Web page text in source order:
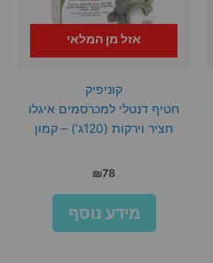
אזל מן המלאי
קוניפיק
חטיף דנטלי למכרסמים איגלו
חציר וירקות (120ג’) – קמון
₪78
מידע נוסף